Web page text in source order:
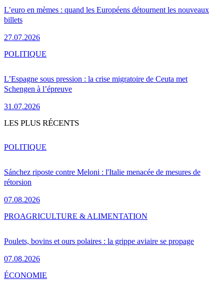
L’euro en mèmes : quand les Européens détournent les nouveaux
billets
27.07.2026
L’Espagne sous pression : la crise migratoire de Ceuta met
Schengen à l’épreuve
31.07.2026
POLITIQUE
LES PLUS RÉCENTS
Sánchez riposte contre Meloni : l'Italie menacée de mesures de
rétorsion
07.08.2026
POLITIQUE
Poulets, bovins et ours polaires : la grippe aviaire se propage
07.08.2026
PROAGRICULTURE & ALIMENTATION
ÉCONOMIE